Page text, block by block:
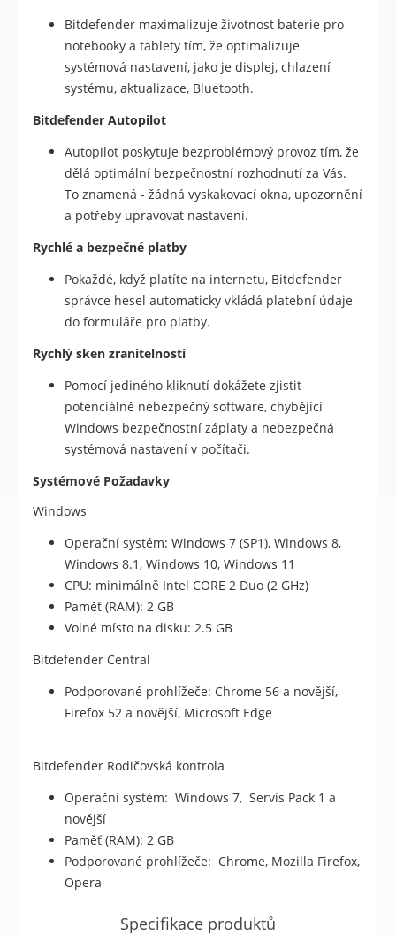
Bitdefender maximalizuje životnost baterie pro
notebooky a tablety tím, že optimalizuje
systémová nastavení, jako je displej, chlazení
systému, aktualizace, Bluetooth.
Bitdefender Autopilot
Autopilot poskytuje bezproblémový provoz tím, že
dělá optimální bezpečnostní rozhodnutí za Vás.
To znamená - žádná vyskakovací okna, upozornění
a potřeby upravovat nastavení.
Rychlé a bezpečné platby
Pokaždé, když platíte na internetu, Bitdefender
správce hesel automaticky vkládá platební údaje
do formuláře pro platby.
Rychlý sken zranitelností
Pomocí jediného kliknutí dokážete zjistit
potenciálně nebezpečný software, chybějící
Windows bezpečnostní záplaty a nebezpečná
systémová nastavení v počítači.
Systémové Požadavky
Windows
Operační systém: Windows 7 (SP1), Windows 8,
Windows 8.1, Windows 10, Windows 11
CPU: minimálně Intel CORE 2 Duo (2 GHz)
Paměť (RAM): 2 GB
Volné místo na disku: 2.5 GB
Bitdefender Central
Podporované prohlížeče: Chrome 56 a novější,
Firefox 52 a novější, Microsoft Edge
Bitdefender Rodičovská kontrola
Operační systém: Windows 7, Servis Pack 1 a
novější
Paměť (RAM): 2 GB
Podporované prohlížeče: Chrome, Mozilla Firefox,
Opera
Specifikace produktů